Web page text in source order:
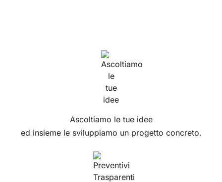
Ascoltiamo le tue idee
ed insieme le sviluppiamo un progetto concreto.